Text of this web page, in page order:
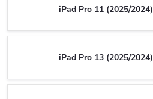
iPad Pro 11 (2025/2024)
iPad Pro 13 (2025/2024)